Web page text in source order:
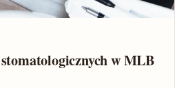
stomatologicznych w MLB